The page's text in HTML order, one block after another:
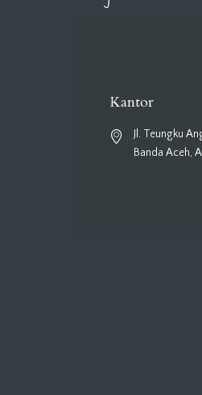
Kantor
Jl. Teungku
Banda Aceh,